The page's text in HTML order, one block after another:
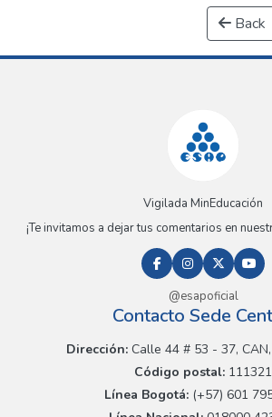
Back
Vigilada MinEducación
¡Te invitamos a dejar tus comentarios en
@esapoficial
Contacto Sede
Dirección:Calle 44 # 53 - 37, CAN,
Código postal: 111321
Línea Bogotá:(+57) 601